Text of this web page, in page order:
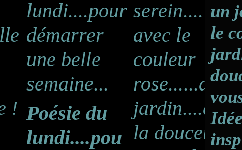
Poésie du
lundi....pou
un
le